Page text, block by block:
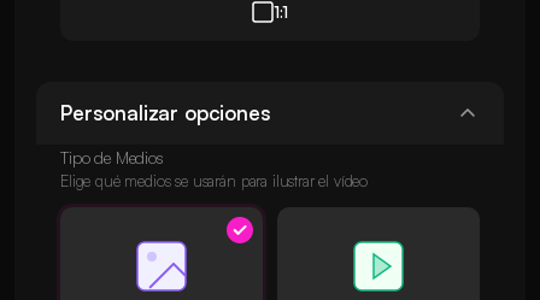
1:1
Personalizar opciones
Tipo de Medios
Elige qué medios se usarán para ilustrar el vídeo